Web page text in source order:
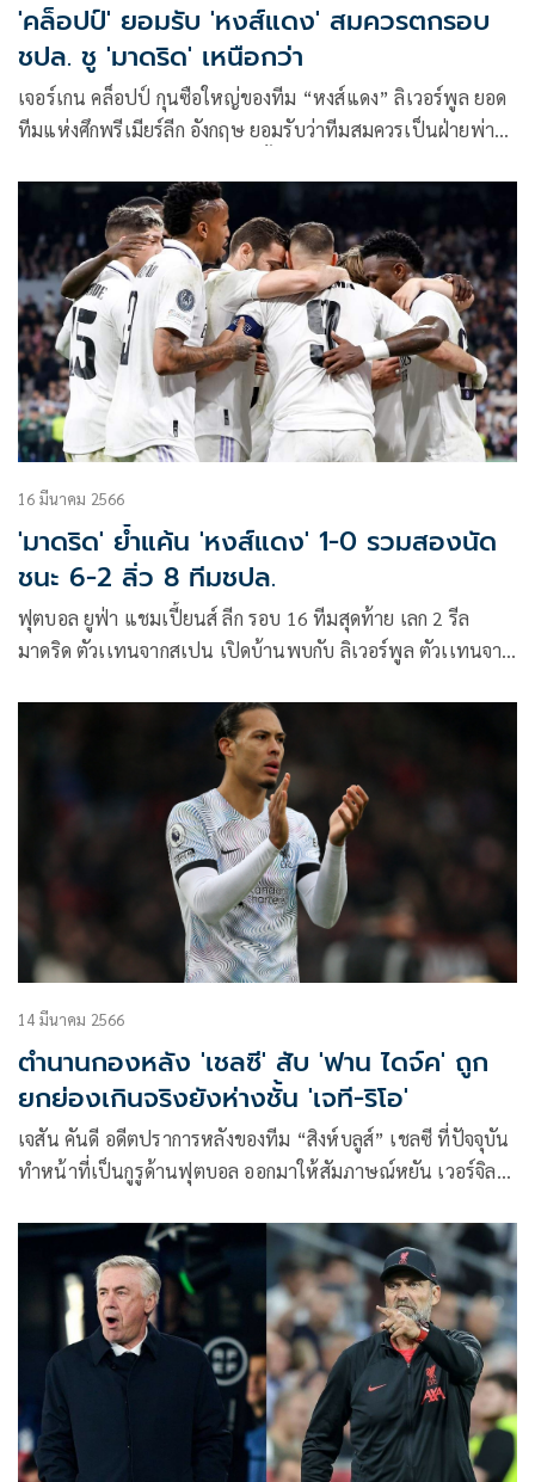
'คล็อปป์'​ ยอมรับ 'หงส์แดง'​ สมควรตกรอบ
ชปล. ชู 'มาดริด'​ เหนือกว่า
เจอร์เกน คล็อปป์​ กุน​ซือใหญ่​ของทีม​ “หง​ส์แดง” ลิเวอร์พูล​ ยอด
ทีม​แห่ง​ศึก​พรีเมียร์​ลีก​ อังกฤษ​ ยอมรับ​ว่า​ทีมสมควรเป็นฝ่ายพ่าย
เปียนส์​ ลีก รอบ 16 ทีมสุดท้าย เลกสอง เมื่อคืนวันที่ 15 มี.ค.ที่
16 มีนาคม 2566
'มาดริด'​ ย้ำแค้น 'หงส์แดง'​ 1-0 รวมสองนัด
ชนะ 6-2 ลิ่ว 8 ทีมชปล.
ฟุตบอล ยูฟ่า แชมเปี้ยนส์ ลีก รอบ 16 ทีมสุดท้าย เลก 2 รีล
มาดริด ตัวเเทนจากสเปน เปิดบ้านพบกับ ลิเวอร์พูล ตัวเเทนจาก
14 มีนาคม 2566
ตำนานกองหลัง 'เชลซี' สับ 'ฟาน ไดจ์ค' ถูก
ยกย่องเกินจริงยังห่างชั้น 'เจที-ริโอ'
เจสัน คันดี อดีตปราการหลังของทีม “สิงห์บลูส์” เชลซี ที่ปัจจุบัน
ทำหน้าที่เป็นกูรูด้านฟุตบอล ออกมาให้สัมภาษณ์หยัน เวอร์จิล
สูงเกินความเป็นจริง และยังห่างชั้นกับ 2 แนวรับระดับตำนาน
อย่าง จอห์น เทอร์รี และริโอ เฟอร์ดินานด์